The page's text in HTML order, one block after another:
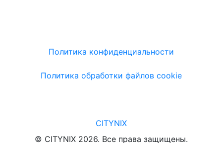
Политика конфиденциальности
Политика обработки файлов cookie
CITYNIX
© CITYNIX 2026. Все права защищены.